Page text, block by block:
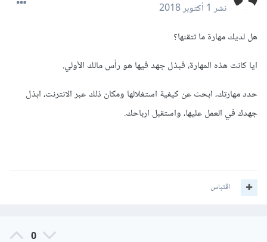
نشر1 أكتوبر 2018
هل لديك مهارة ما تتقنها؟
ايا كانت هذه المهارة، فبذل جهد فيها هو رأس مالك الأولي.
حدد مهارتك، ابحث عن كيفية استغلالها ومكان ذلك عبر الانترنت، ابذل
جهدك في العمل عليها، واستقبل ارباحك.
اقتباس
0